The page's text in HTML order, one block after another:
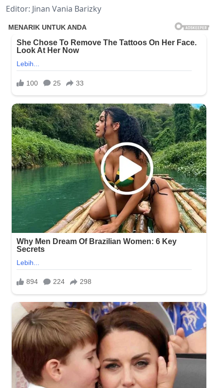
Editor: Jinan Vania Barizky